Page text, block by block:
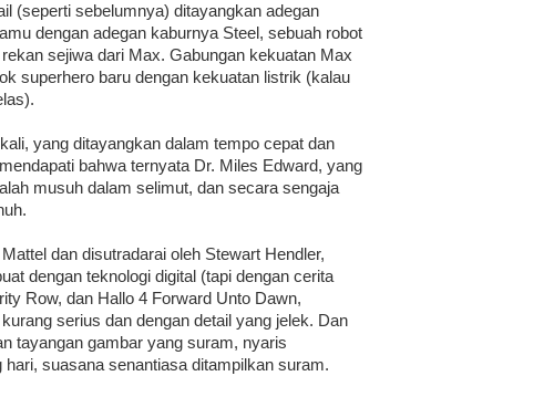
(seperti sebelumnya) ditayangkan adegan
dengan adegan kaburnya Steel, sebuah robot
sejiwa dari Max. Gabungan kekuatan Max
superhero baru dengan kekuatan listrik (kalau
yang ditayangkan dalam tempo cepat dan
bahwa ternyata Dr. Miles Edward, yang
musuh dalam selimut, dan secara sengaja
dan disutradarai oleh Stewart Hendler,
dengan teknologi digital (tapi dengan cerita
Row, dan Hallo 4 Forward Unto Dawn,
serius dan dengan detail yang jelek. Dan
tayangan gambar yang suram, nyaris
suasana senantiasa ditampilkan suram.